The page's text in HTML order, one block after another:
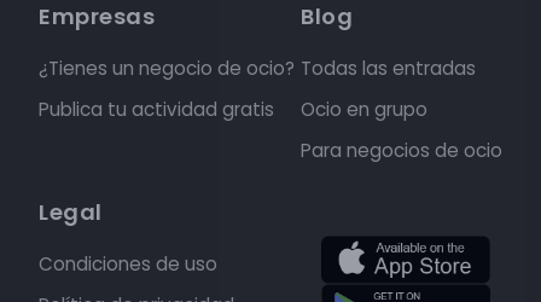
Empresas
¿Tienes un negocio de ocio?
Publica tu actividad gratis
Blog
Todas las entradas
Ocio en grupo
Para negocios de ocio
Legal
Condiciones de uso